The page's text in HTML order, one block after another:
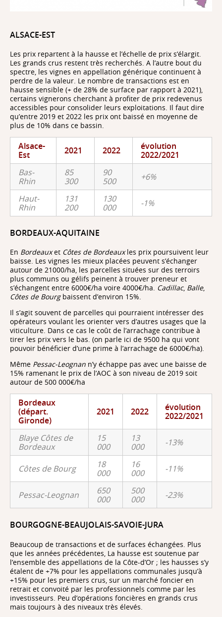
ALSACE-EST
Les prix repartent à la hausse et l’échelle de prix s’élargit.
Les grands crus restent très recherchés. A l’autre bout du
spectre, les vignes en appellation générique continuent à
perdre de la valeur. Le nombre de transactions est en
hausse sensible (+ de 28% de surface par rapport à 2021),
certains vignerons cherchant à profiter de prix redevenus
accessibles pour consolider leurs exploitations. Il faut dire
qu’entre 2019 et 2022 les prix ont baissé en moyenne de
plus de 10% dans ce bassin.
Alsace-
Est
2021 2022
évolution
2022/2021
Bas-
Rhin
85
300
90
500
+6%
Haut-
Rhin
131
200
130
000
-1%
BORDEAUX-AQUITAINE
En Bordeauxet Côtes de Bordeauxles prix poursuivent leur
baisse. Les vignes les mieux placées peuvent s’échanger
autour de 21000/ha, les parcelles situées sur des terroirs
plus communs ou gélifs peinent à trouver preneur et
s’échangent entre 6000€/ha voire 4000€/ha. Cadillac, Balle,
Côtes de Bourgbaissent d’environ 15%.
Il s’agit souvent de parcelles qui pourraient intéresser des
opérateurs voulant les orienter vers d’autres usages que la
viticulture. Dans ce cas le coût de l’arrachage contribue à
tirer les prix vers le bas. (on parle ici de 9500 ha qui vont
pouvoir bénéficier d’une prime à l’arrachage de 6000€/ha).
Même Pessac-Leognan n’y échappe pas avec une baisse de
15% ramenant le prix de l’AOC à son niveau de 2019 soit
autour de 500 000€/ha
Bordeaux
(départ.
Gironde)
2021 2022
évolution
2022/2021
Blaye Côtes de
Bordeaux
15
000
13
000
-13%
Côtes de Bourg
18
000
16
000
-11%
Pessac-Leognan
650
000
500
000
-23%
BOURGOGNE-BEAUJOLAIS-SAVOIE-JURA
Beaucoup de transactions et de surfaces échangées. Plus
que les années précédentes, La hausse est soutenue par
l’ensemble des appellations de la Côte-d’Or ; les hausses s’y
étalent de +7% pour les appellations communales jusqu’à
+15% pour les premiers crus, sur un marché foncier en
retrait et convoité par les professionnels comme par les
investisseurs. Peu d’opérations foncières en grands crus
mais toujours à des niveaux très élevés.